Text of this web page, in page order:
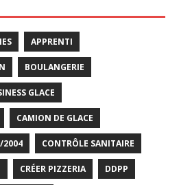
APPRENTI
BOULANGERIE
GLACE
CAMION DE GLACE
2004 CONTRÔLE SANITAIRE
CRÉER PIZZERIA DDPP